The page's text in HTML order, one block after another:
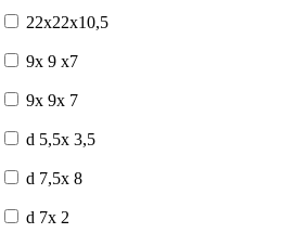
22x22x10,5
9x 9 x7
9x 9x 7
d 5,5x 3,5
d 7,5x 8
d 7x 2